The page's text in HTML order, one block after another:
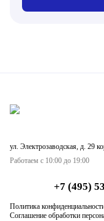
ул. Электрозаводская, д. 29
Работаем с 10:00 до 19:00
+7 (495)
Политика
Соглашение обработки